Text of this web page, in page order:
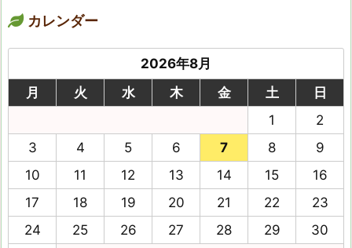
カレンダー
2026年8月
月
火 水 木 金 土
日
1
2
3
4 5 6 7 8
9
10
11 12 13 14 15
16
17
18 19 20 21 22
23
24
25 26 27 28 29
30